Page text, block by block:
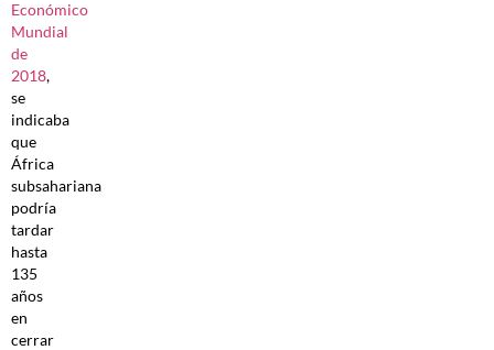
Económico
Mundial
de
2018,
se
indicaba
que
África
subsahariana
podría
tardar
hasta
135
años
en
cerrar